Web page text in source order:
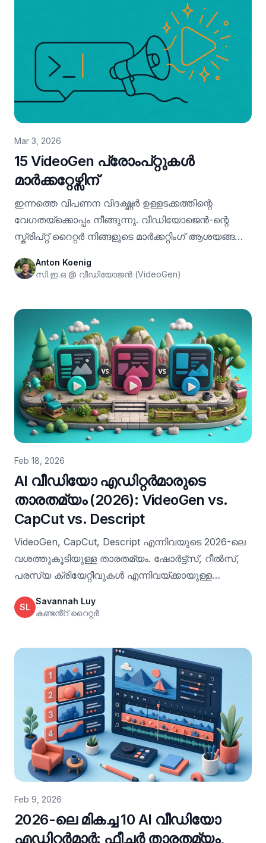
Mar 3, 2026
15 VideoGen പ്രോംപ്റ്റുകൾ
മാർക്കറ്റേഴ്സിന്
ഇന്നത്തെ വിപണന വിദഗ്ദ്ധർ ഉള്ളടക്കത്തിന്റെ
വേഗതയ്‌ക്കൊപ്പം നീങ്ങുന്നു. വീഡിയോജെൻ-ന്റെ
സ്ക്രിപ്റ്റ് റൈറ്റർ നിങ്ങളുടെ മാർക്കറ്റിംഗ് ആശയങ്ങളെ
തയ്യാറായ വീഡിയോകളാക്കി മാറ്റുന്നു—വീഡിയോ
ഇക്വിറ്റി കെട്ടിപ്പടുക്കുകയാണെങ്കിലും, അല്ലെങ്കിൽ
സോഷ്യൽ മീഡിയയിൽ വളരുകയാണെങ്കിലും, ഈ
15 റെഡി-ടു-യൂസ് പ്രോംപ്റ്റുകൾ മുഴുവൻ
മാർക്കറ്റിംഗ് പ്ലേബുക്കിനെയും ഉൾക്കൊള്ളുന്നു.
Anton Koenig
സി.ഇ.ഒ @ വീഡിയോജൻ (VideoGen)
Feb 18, 2026
AI വീഡിയോ എഡിറ്റർമാരുടെ
താരതമ്യം (2026): VideoGen vs.
CapCut vs. Descript
VideoGen, CapCut, Descript എന്നിവയുടെ 2026-ലെ
വശത്തുകൂടിയുള്ള താരതമ്യം. ഷോർട്ട്‌സ്, റീൽസ്,
പരസ്യ ക്രിയേറ്റീവുകൾ എന്നിവയ്‌ക്കായുള്ള
പ്രസിദ്ധീകരണ പിന്തുണ എന്നിവയിലെ
SL
Savannah Luy
കണ്ടൻ്റ് റൈറ്റർ
Feb 9, 2026
2026-ലെ മികച്ച 10 AI വീഡിയോ
എഡിറ്റർമാർ: ഫീച്ചർ താരതമ്യം,